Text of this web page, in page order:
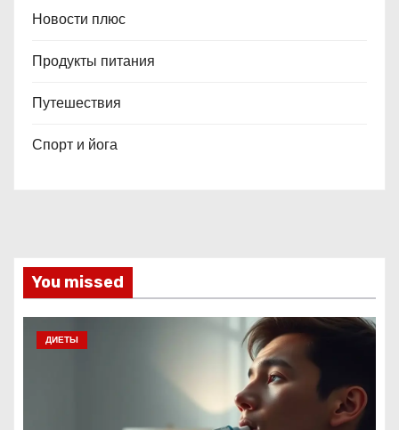
Новости плюс
Продукты питания
Путешествия
Спорт и йога
You missed
ДИЕТЫ